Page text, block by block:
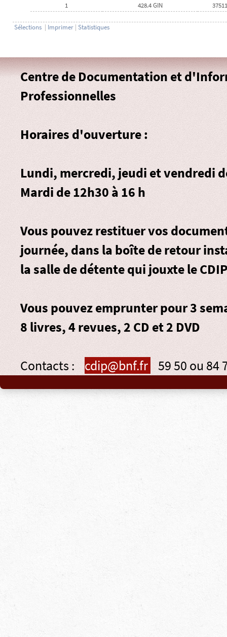
1
428.4 GIN
Sélections | Imprimer | Statistiques
Centre de Documentation et
Professionnelles
Horaires d'ouverture :
Lundi, mercredi, jeudi et vendredi
Mardi de 12h30 à 16 h
Vous pouvez restituer vos
journée, dans la boîte de retour
la salle de détente qui jouxte le
Vous pouvez emprunter pour 3
8 livres, 4 revues, 2 CD et 2 DVD
Contacts : cdip@bnf.fr 59 50 ou 84